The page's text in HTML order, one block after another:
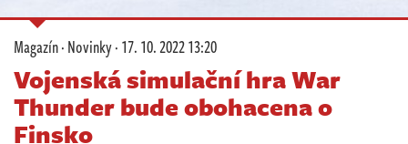
Komunita
Redakce
Živě
Magazín·Novinky·17. 10. 2022 13:20
Vojenská simulační hra War
Thunder bude obohacena o
Finsko